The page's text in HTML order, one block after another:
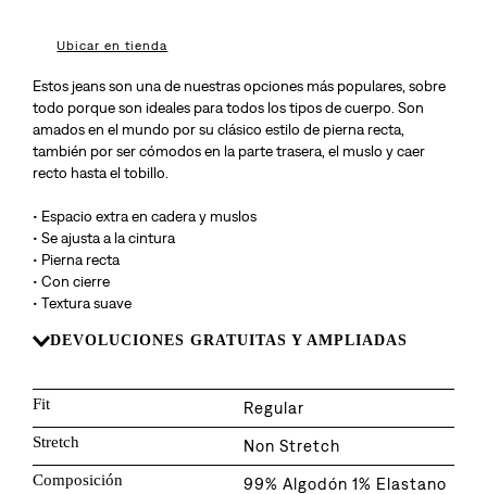
Ubicar en tienda
Estos jeans son una de nuestras opciones más populares, sobre
todo porque son ideales para todos los tipos de cuerpo. Son
amados en el mundo por su clásico estilo de pierna recta,
también por ser cómodos en la parte trasera, el muslo y caer
recto hasta el tobillo.
• Espacio extra en cadera y muslos
• Se ajusta a la cintura
• Pierna recta
• Con cierre
• Textura suave
DEVOLUCIONES GRATUITAS Y AMPLIADAS
Fit Regular
Stretch Non Stretch
Composición 99% Algodón 1% Elastano